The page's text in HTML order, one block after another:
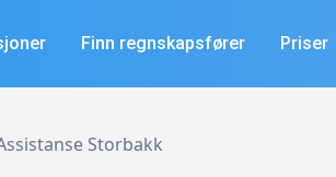
Finn regnskapsfører Priser
Storbakk